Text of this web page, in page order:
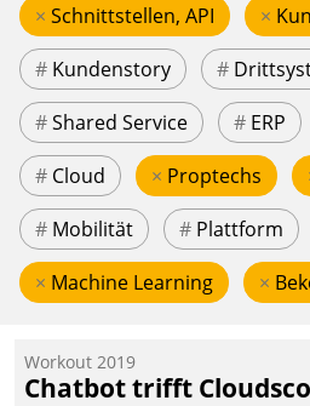
× Schnittstellen, API ×
# Kundenstory #
#Shared Service # ERP
# Cloud × Proptechs
# Mobilität # Plattform
× Machine Learning ×
Workout 2019
Chatbot trifft